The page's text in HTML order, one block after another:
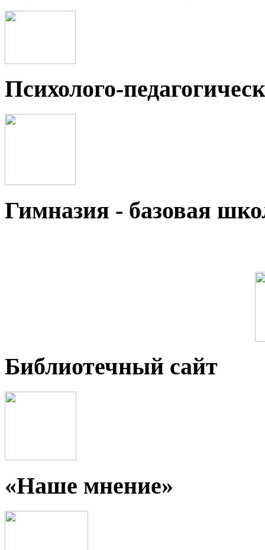
Психолого-
Гимназия - базовая
Библиотечный сайт
«Наше мнение»